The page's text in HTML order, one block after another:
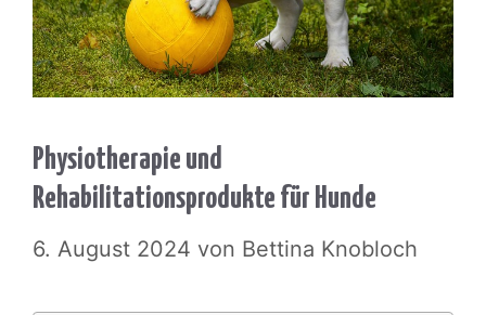
Physiotherapie und
Rehabilitationsprodukte für Hunde
6. August 2024 von Bettina Knobloch